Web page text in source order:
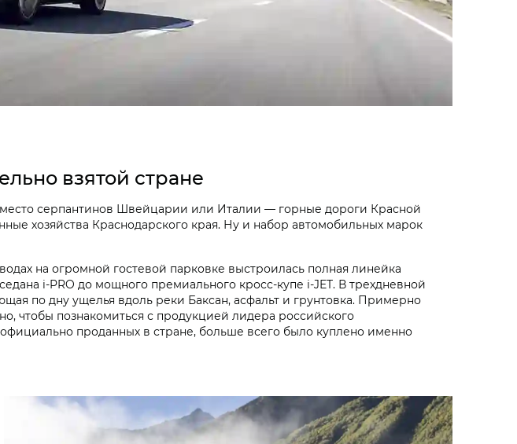
взятой стране
серпантинов Швейцарии или Италии — горные дороги Красной
хозяйства Краснодарского края. Ну и набор автомобильных марок
на огромной гостевой парковке выстроилась полная линейка
i‑PRO до мощного премиального кросс-купе i‑JET. В трехдневной
по дну ущелья вдоль реки Баксан, асфальт и грунтовка. Примерно
чтобы познакомиться с продукцией лидера российского
проданных в стране, больше всего было куплено именно